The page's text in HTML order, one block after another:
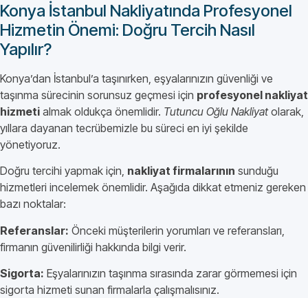
Konya İstanbul Nakliyatında Profesyonel
Hizmetin Önemi: Doğru Tercih Nasıl
Yapılır?
Konya’dan İstanbul’a taşınırken, eşyalarınızın güvenliği ve
taşınma sürecinin sorunsuz geçmesi için profesyonel nakliyat
hizmeti almak oldukça önemlidir. Tutuncu Oğlu Nakliyatolarak,
yıllara dayanan tecrübemizle bu süreci en iyi şekilde
yönetiyoruz.
Doğru tercihi yapmak için, nakliyat firmalarının sunduğu
hizmetleri incelemek önemlidir. Aşağıda dikkat etmeniz gereken
bazı noktalar:
Referanslar: Önceki müşterilerin yorumları ve referansları,
firmanın güvenilirliği hakkında bilgi verir.
Sigorta: Eşyalarınızın taşınma sırasında zarar görmemesi için
sigorta hizmeti sunan firmalarla çalışmalısınız.